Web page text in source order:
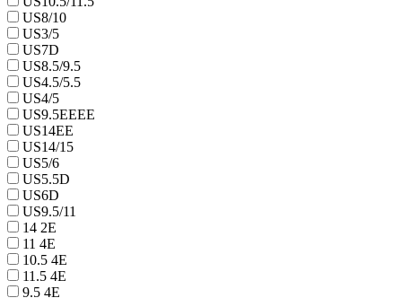
US8/10
US3/5
US7D
US8.5/9.5
US4.5/5.5
US4/5
US9.5EEEE
US14EE
US14/15
US5/6
US5.5D
US6D
US9.5/11
14 2E
11 4E
10.5 4E
11.5 4E
9.5 4E